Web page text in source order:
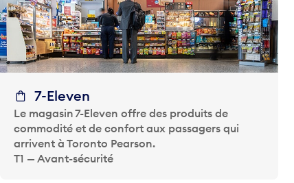
7-Eleven
Le magasin 7-Eleven offre des produits de
commodité et de confort aux passagers qui
arrivent à Toronto Pearson.
T1 — Avant-sécurité